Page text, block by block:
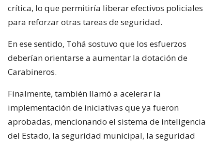
crítica, lo que permitiría liberar efectivos policiales
para reforzar otras tareas de seguridad.
En ese sentido, Tohá sostuvo que los esfuerzos
deberían orientarse a aumentar la dotación de
Carabineros.
Finalmente, también llamó a acelerar la
implementación de iniciativas que ya fueron
aprobadas, mencionando el sistema de inteligencia
del Estado, la seguridad municipal, la seguridad